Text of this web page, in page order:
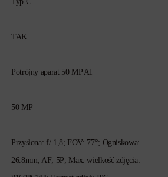
TAK
Potrójny aparat 50 MP AI
50 MP
Przysłona: f/ 1,8; FOV: 77°; Ogniskowa:
26.8mm; AF; 5P; Max. wielkość zdjęcia: